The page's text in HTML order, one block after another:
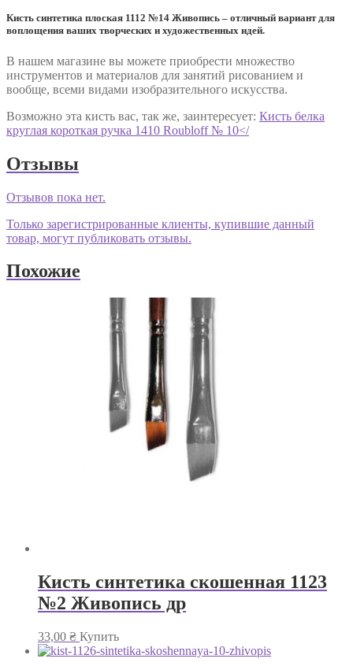
Кисть синтетика плоская 1112 №14 Живопись – отличный вариант для
воплощения ваших творческих и художественных идей.
В нашем магазине вы можете приобрести множество
инструментов и материалов для занятий рисованием и
вообще, всеми видами изобразительного искусства.
Возможно эта кисть вас, так же, заинтересует: Кисть белка
круглая короткая ручка 1410 Roubloff № 10</
Отзывы
Отзывов пока нет.
Только зарегистрированные клиенты, купившие данный
товар, могут публиковать отзывы.
Похожие
Кисть синтетика скошенная 1123
№2 Живопись др
33,00 ₴ Купить